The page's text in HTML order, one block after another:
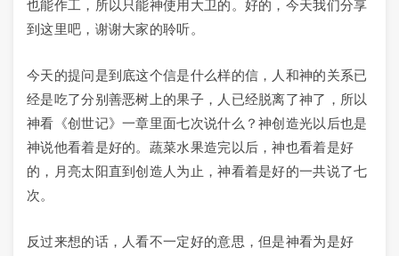
也能作工，所以只能神使用大卫的。好的，今天我们分享
到这里吧，谢谢大家的聆听。
今天的提问是到底这个信是什么样的信，人和神的关系已
经是吃了分别善恶树上的果子，人已经脱离了神了，所以
神看《创世记》一章里面七次说什么？神创造光以后也是
神说他看着是好的。蔬菜水果造完以后，神也看着是好
的，月亮太阳直到创造人为止，神看着是好的一共说了七
次。
反过来想的话，人看不一定好的意思，但是神看为是好